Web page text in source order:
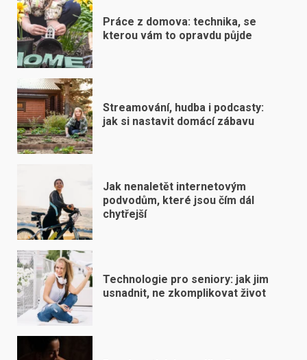
Práce z domova: technika, se
kterou vám to opravdu půjde
Streamování, hudba i podcasty:
jak si nastavit domácí zábavu
Jak nenaletět internetovým
podvodům, které jsou čím dál
chytřejší
Technologie pro seniory: jak jim
usnadnit, ne zkomplikovat život